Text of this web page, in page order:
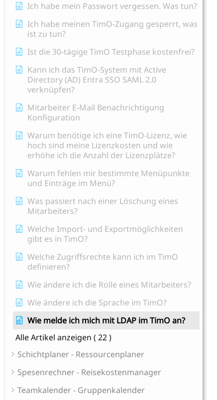
Ich habe mein Passwort vergessen. Was tun?
Ich habe meinen TimO-Zugang gesperrt, was
ist zu tun?
Ist die 30-tägige TimO Testphase kostenfrei?
Kann ich das TimO-System mit Active
Directory (AD) Entra SSO SAML 2.0
verknüpfen?
Mitarbeiter E-Mail Benachrichtigung
Konfiguration
Warum benötige ich eine TimO-Lizenz, wie
hoch sind meine Lizenzkosten und wie
erhöhe ich die Anzahl der Lizenzplätze?
Warum fehlen mir bestimmte Menüpunkte
und Einträge im Menü?
Was passiert nach einer Löschung eines
Mitarbeiters?
Welche Import- und Exportmöglichkeiten
gibt es in TimO?
Welche Zugriffsrechte kann ich im TimO
definieren?
Wie ändere ich die Rolle eines Mitarbeiters?
Wie ändere ich die Sprache im TimO?
Wie melde ich mich mit LDAP im TimO an?
Alle Artikel anzeigen ( 22 )
Schichtplaner - Ressourcenplaner
Spesenrechner - Reisekostenmanager
Teamkalender - Gruppenkalender